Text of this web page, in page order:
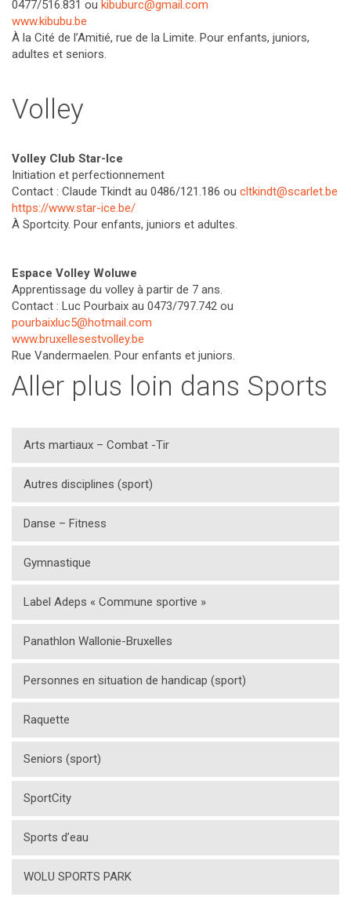
0477/516.831 ou kibuburc@gmail.com
www.kibubu.be
À la Cité de l’Amitié, rue de la Limite. Pour enfants, juniors,
adultes et seniors.
Volley
Volley Club Star-Ice
Initiation et perfectionnement
Contact : Claude Tkindt au 0486/121.186 ou cltkindt@scarlet.be
https://www.star-ice.be/
À Sportcity. Pour enfants, juniors et adultes.
Espace Volley Woluwe
Apprentissage du volley à partir de 7 ans.
Contact : Luc Pourbaix au 0473/797.742 ou
pourbaixluc5@hotmail.com
www.bruxellesestvolley.be
Rue Vandermaelen. Pour enfants et juniors.
Aller plus loin dans Sports
Arts martiaux – Combat -Tir
Autres disciplines (sport)
Danse – Fitness
Gymnastique
Label Adeps « Commune sportive »
Panathlon Wallonie-Bruxelles
Personnes en situation de handicap (sport)
Raquette
Seniors (sport)
SportCity
Sports d’eau
WOLU SPORTS PARK